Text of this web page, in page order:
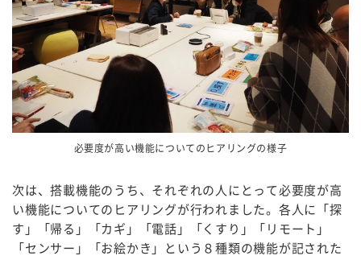
必要度が高い機能についてのヒアリングの様子
次は、搭載機能のうち、それぞれの人にとって必要度が高
い機能についてのヒアリングが行われました。各人に「探
す」「帰る」「カギ」「電話」「くすり」「リモート」
「センサー」「お絵かき」という８種類の機能が記された